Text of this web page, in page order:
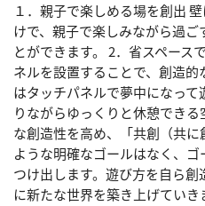
１．親子で楽しめる場を創出
けで、親子で楽しみながら過
とができます。 2．省スペース
ネルを設置することで、創造
はタッチパネルで夢中になっ
りながらゆっくりと休憩でき
な創造性を高め、「共創（共
ような明確なゴールはなく、
つけ出します。遊び方を自ら
に新たな世界を築き上げていき